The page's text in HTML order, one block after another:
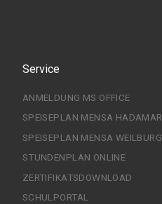
Service
ANMELDUNG MS OFFICE
SPEISEPLAN MENSA HADAMAR
SPEISEPLAN MENSA WEILBURG
STUNDENPLAN ONLINE
ZERTIFIKATSDOWNLOAD
SCHULPORTAL